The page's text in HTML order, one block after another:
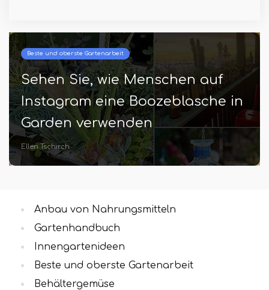
Beste und oberste Gartenarbeit
Sehen Sie, wie Menschen auf
Instagram eine Boozeblasche in
Garden verwenden
Ellen Tschirch
Anbau von Nahrungsmitteln
Gartenhandbuch
Innengartenideen
Beste und oberste Gartenarbeit
Behältergemüse